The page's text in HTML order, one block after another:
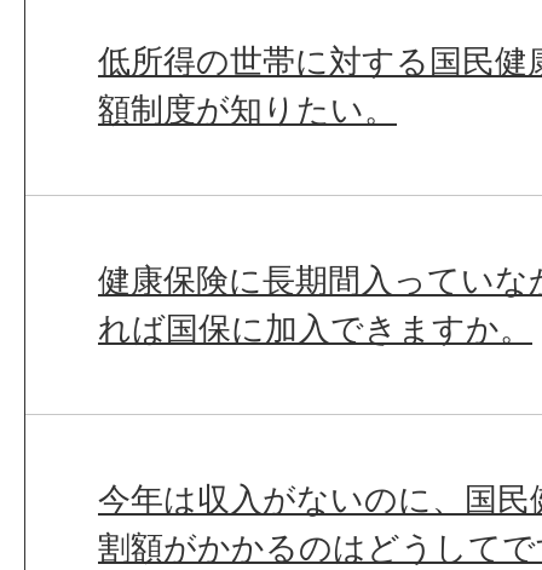
低所得の世帯に対する国民健
額制度が知りたい。
健康保険に長期間入ってい
れば国保に加入できますか。
今年は収入がないのに、国民
割額がかかるのはどうして